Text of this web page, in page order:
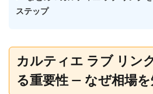
ステップ
カルティエ ラブ リン
る重要性 — なぜ相場